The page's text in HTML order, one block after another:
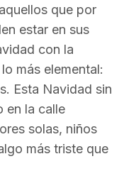
que por
estar en sus
con la
más elemental:
Esta Navidad sin
en la calle
solas, niños
más triste que